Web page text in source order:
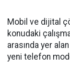
Mobil ve dijital
konudaki
arasında yer
yeni telefon